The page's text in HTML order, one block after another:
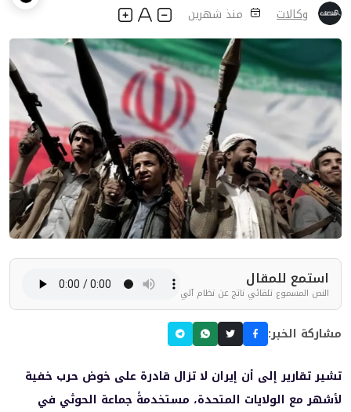
وكالات منذ شهرين
استمع للمقال
النص المسموع تلقائي ناتج عن نظام آلي
مشاركة الخبر:
تشير تقارير إلى أن إيران لا تزال قادرة على خوض حرب خفية
لأشهر مع الولايات المتحدة، مستخدمةً جماعة الحوثي في